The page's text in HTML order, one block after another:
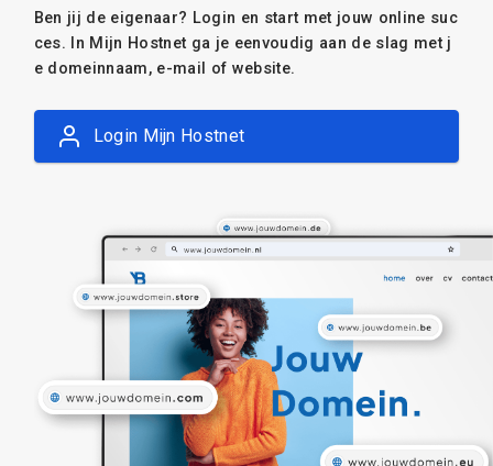
Ben jij de eigenaar? Login en start met jouw online suc
ces. In Mijn Hostnet ga je eenvoudig aan de slag met j
e domeinnaam, e-mail of website.
Login Mijn Hostnet